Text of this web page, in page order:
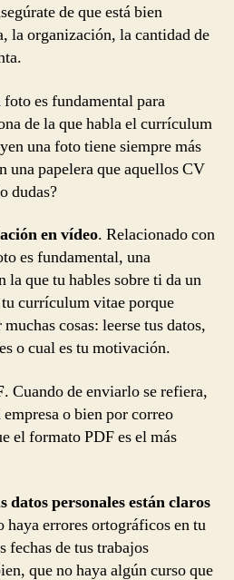
de que está bien
la organización, la cantidad de
foto es fundamental para
de la que habla el currículum
una foto tiene siempre más
una papelera que aquellos CV
dudas?
en vídeo. Relacionado con
es fundamental, una
la que tu hables sobre ti da un
currículum vitae porque
cosas: leerse tus datos,
o cual es tu motivación.
. Cuando de enviarlo se refiera,
empresa o bien por correo
el formato PDF es el más
datos personales están claros
haya errores ortográficos en tu
fechas de tus trabajos
que no haya algún curso que